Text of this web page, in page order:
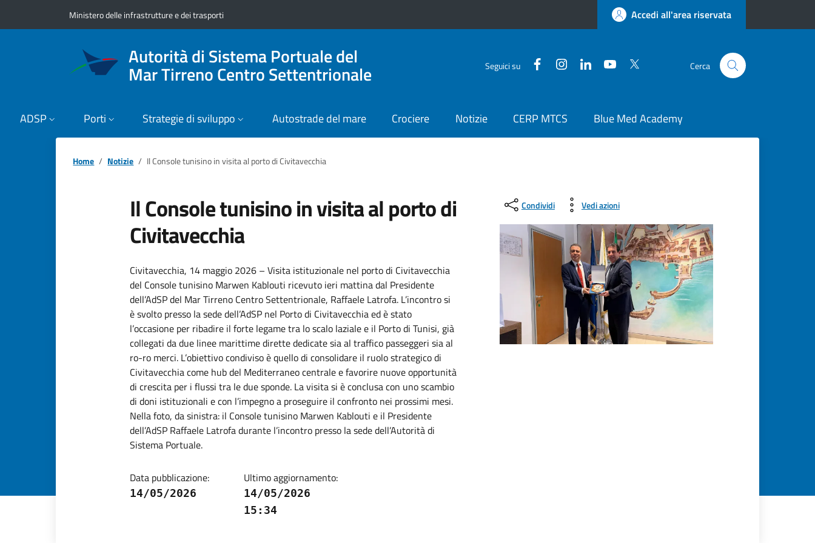
Ministero delle infrastrutture e dei trasporti Accedi all'area riservata
Autorità di Sistema Portuale del
Mar Tirreno Centro Settentrionale Seguici su FacebookInstagramLinkedInYouTube Cerca
ADSP Porti Strategie di sviluppo Autostrade del mare Crociere Notizie CERP MTCS Blue Med Academy
Home Notizie Il Console tunisino in visita al porto di Civitavecchia
Il Console tunisino in visita al porto di
Civitavecchia
Civitavecchia, 14 maggio 2026 – Visita istituzionale nel porto di Civitavecchia
del Console tunisino Marwen Kablouti ricevuto ieri mattina dal Presidente
dell’AdSP del Mar Tirreno Centro Settentrionale, Raffaele Latrofa. L’incontro si
è svolto presso la sede dell’AdSP nel Porto di Civitavecchia ed è stato
l’occasione per ribadire il forte legame tra lo scalo laziale e il Porto di Tunisi, già
collegati da due linee marittime dirette dedicate sia al traffico passeggeri sia al
ro-ro merci. L’obiettivo condiviso è quello di consolidare il ruolo strategico di
Civitavecchia come hub del Mediterraneo centrale e favorire nuove opportunità
di crescita per i flussi tra le due sponde. La visita si è conclusa con uno scambio
di doni istituzionali e con l’impegno a proseguire il confronto nei prossimi mesi.
Nella foto, da sinistra: il Console tunisino Marwen Kablouti e il Presidente
dell’AdSP Raffaele Latrofa durante l’incontro presso la sede dell’Autorità di
Sistema Portuale.
Data pubblicazione:
14/05/2026
Ultimo aggiornamento:
14/05/2026
15:34
Condividi Vedi azioni